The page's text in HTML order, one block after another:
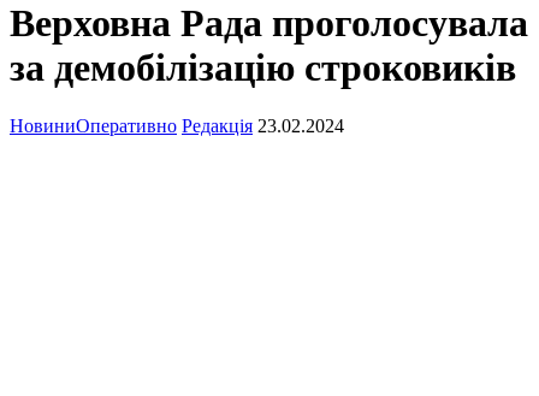
Верховна Рада проголосувала
за демобілізацію строковиків
НовиниОперативно Редакція 23.02.2024